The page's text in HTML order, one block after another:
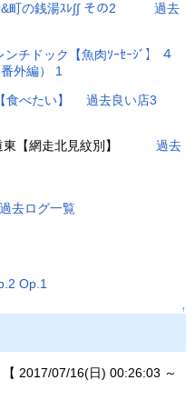
町の銭湯ｽﾚ∫∫ その2
過去
チドック【魚肉ｿｰｾｰｼﾞ】 ４
外編） 1
べたい】
過去良い店3
in道東【網走北見紋別】過去
過去ログ一覧
Op.1
↑
2017/07/16(日) 00:26:03 ～